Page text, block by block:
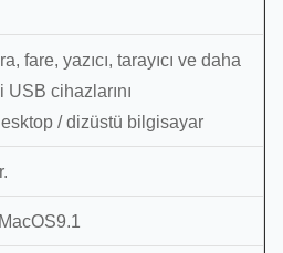
fare, yazıcı, tarayıcı ve daha
USB cihazlarını
/ dizüstü bilgisayar